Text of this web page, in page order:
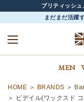
ブリティッシュ
まだまだ活躍
MEN
HOME BRANDS
ビデイル(ワックスド